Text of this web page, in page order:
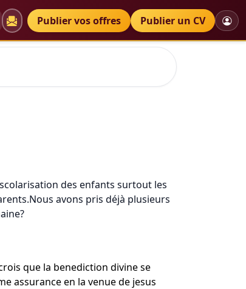
Diplômes Petites annonces
Publier vos offres Publier un CV
des enfants surtout les
avons pris déjà plusieurs
que la benediction divine se
assurance en la venue de jesus